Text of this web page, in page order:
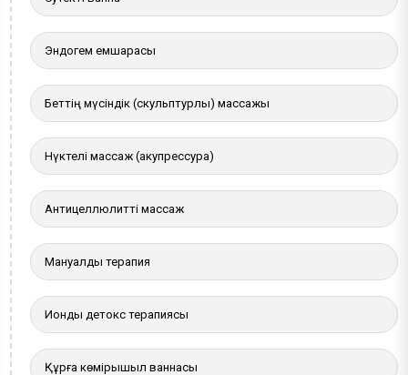
Эндогем емшарасы
Беттің мүсіндік (скульптурлы) массажы
Нүктелі массаж (акупрессура)
Антицеллюлитті массаж
Мануалды терапия
Иондық детокс терапиясы
Құрғақ көмірқышқыл ваннасы